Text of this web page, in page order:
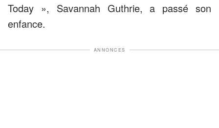
Today », Savannah Guthrie, a passé son
enfance.
ANNONCES